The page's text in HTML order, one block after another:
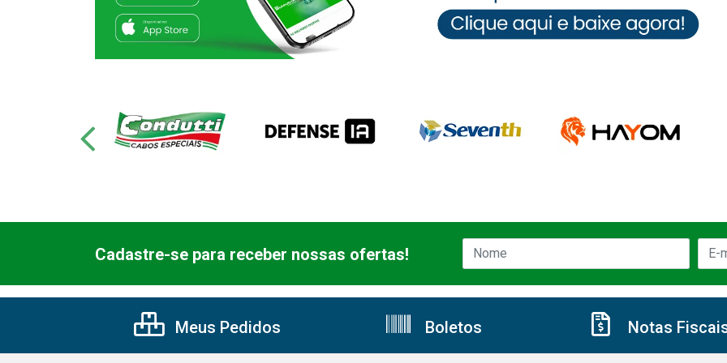
Cadastre-se para receber nossas ofertas!
Meus Pedidos Boletos Notas